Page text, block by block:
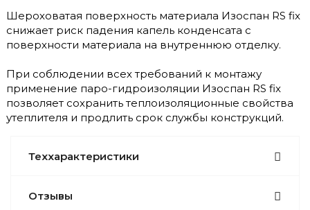
Шероховатая поверхность материала Изоспан RS fix
снижает риск падения капель конденсата с
поверхности материала на внутреннюю отделку.
При соблюдении всех требований к монтажу
применение паро-гидроизоляции Изоспан RS fix
позволяет сохранить теплоизоляционные свойства
утеплителя и продлить срок службы конструкций.
Теххарактеристики
Отзывы